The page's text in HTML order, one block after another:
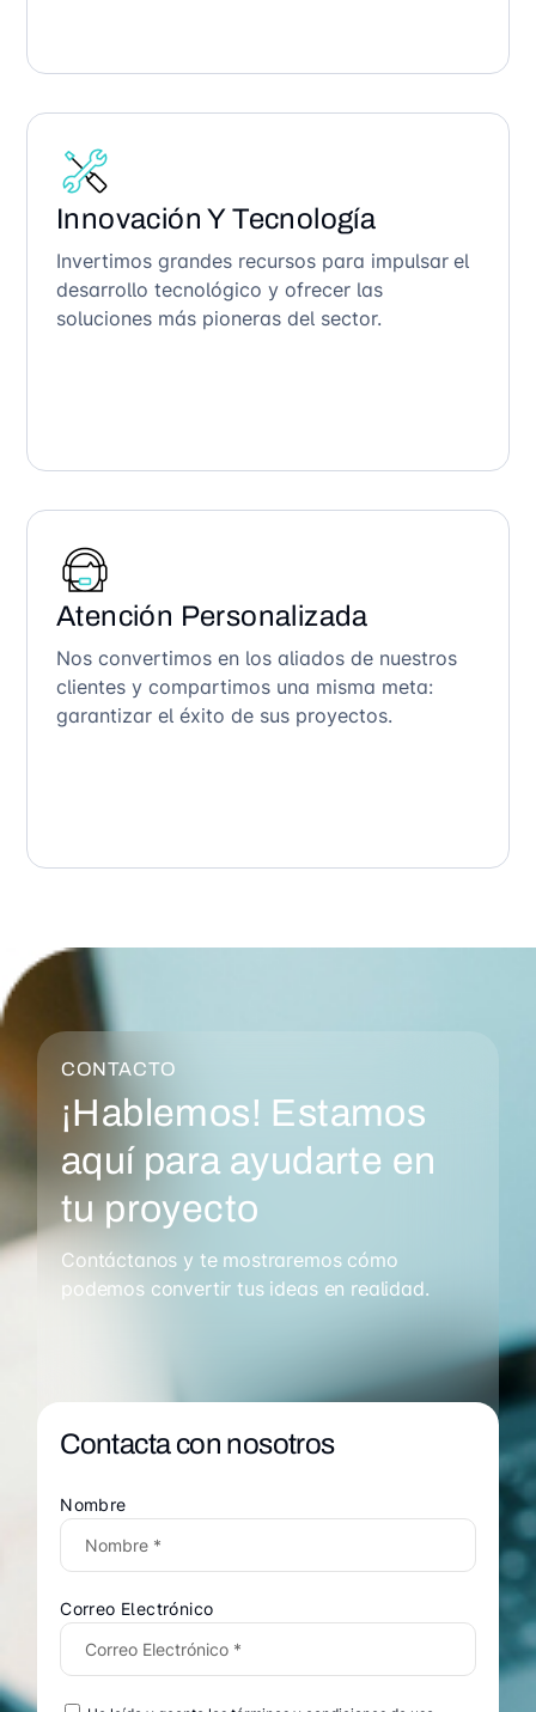
Innovación Y Tecnología
Invertimos grandes recursos para impulsar el
desarrollo tecnológico y ofrecer las
soluciones más pioneras del sector.
Atención Personalizada
Nos convertimos en los aliados de nuestros
clientes y compartimos una misma meta:
garantizar el éxito de sus proyectos.
CONTACTO
¡Hablemos! Estamos
aquí para ayudarte en
tu proyecto
Contáctanos y te mostraremos cómo
podemos convertir tus ideas en realidad.
Contacta con nosotros
Nombre
Correo Electrónico